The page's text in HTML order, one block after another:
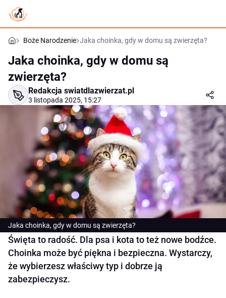
Boże Narodzenie Jaka choinka, gdy w domu są zwierzęta?
Jaka choinka, gdy w domu są
zwierzęta?
Redakcja swiatdlazwierzat.pl
3 listopada 2025, 15:27
Jaka choinka, gdy w domu są zwierzęta?
Święta to radość. Dla psa i kota to też nowe bodźce.
Choinka może być piękna i bezpieczna. Wystarczy,
że wybierzesz właściwy typ i dobrze ją
zabezpieczysz.